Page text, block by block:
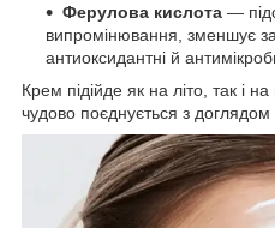
Ферулова кислота —
випромінювання, зменшує
антиоксидантні й
Крем підійде як на літо, так і
чудово поєднується з доглядом